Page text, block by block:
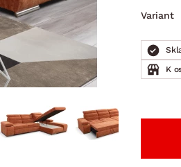
Variant
K